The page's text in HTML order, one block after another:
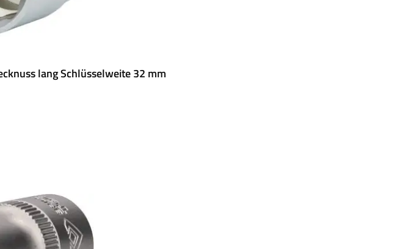
lang Schlüsselweite 32 mm